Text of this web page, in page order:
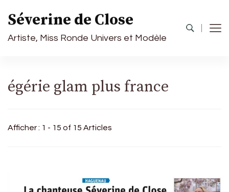
Séverine de Close
Artiste, Miss Ronde Univers et Modèle
égérie glam plus france
Afficher : 1 - 15 of 15 Articles